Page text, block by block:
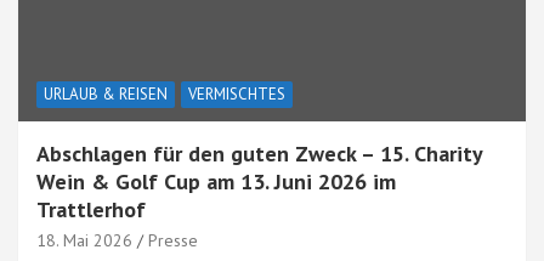
URLAUB & REISEN VERMISCHTES
Abschlagen für den guten Zweck – 15. Charity
Wein & Golf Cup am 13. Juni 2026 im
Trattlerhof
18. Mai 2026 Presse